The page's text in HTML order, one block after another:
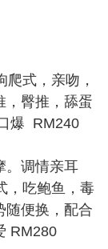
式，亲吻，
，臀推，舔蛋
爆 RM240
。调情亲耳
，吃鲍鱼，毒
随便换，配合
RM280